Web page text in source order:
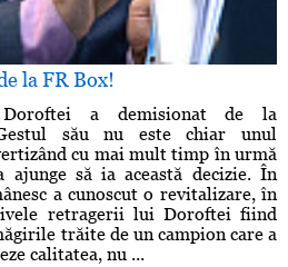
la FR Box!
Doroftei a demisionat de la
său nu este chiar unul
cu mai mult timp în urmă
să ia această decizie. În
a cunoscut o revitalizare, în
retragerii lui Doroftei fiind
trăite de un campion care a
calitatea, nu ...